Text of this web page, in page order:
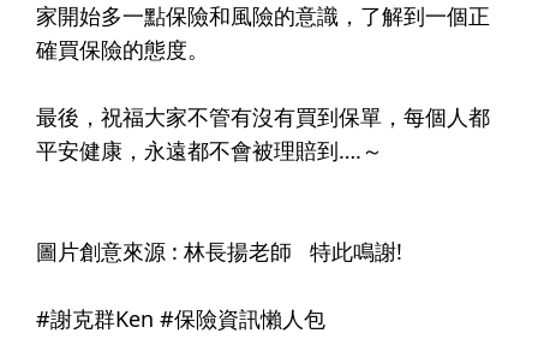
家開始多一點保險和風險的意識，了解到一個正
確買保險的態度。​
最後，祝福大家不管有沒有買到保單，每個人都
平安健康，永遠都不會被理賠到….～​
圖片創意來源 : 林長揚老師 ​ ​ 特此鳴謝!​
​#謝克群Ken #保險資訊懶人包​